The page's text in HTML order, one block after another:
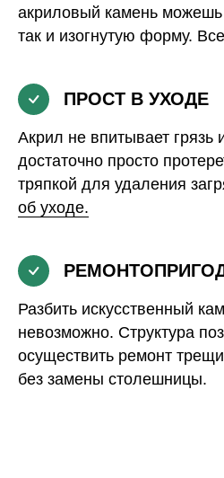
акриловый камень
так и изогнутую форму.
ПРОСТ В УХОДЕ
Акрил не впитывает грязь
достаточно просто
тряпкой для удаления
об уходе.
Разбить искусственный
невозможно. Структура
осуществить ремонт
без замены столешницы.